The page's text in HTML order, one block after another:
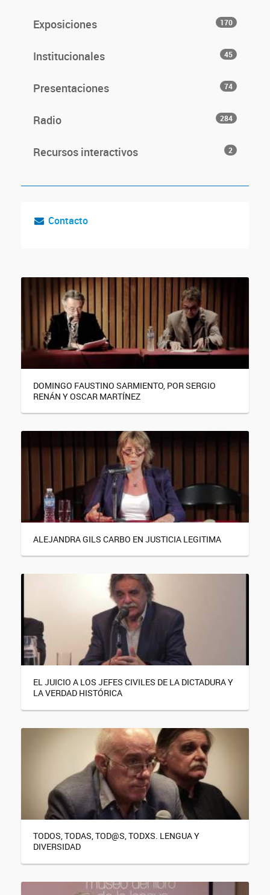
Exposiciones 170
Institucionales 45
Presentaciones 74
Radio 284
Recursos interactivos 2
Contacto
DOMINGO FAUSTINO SARMIENTO, POR SERGIO
RENÁN Y OSCAR MARTÍNEZ
ALEJANDRA GILS CARBO EN JUSTICIA LEGITIMA
EL JUICIO A LOS JEFES CIVILES DE LA DICTADURA Y
LA VERDAD HISTÓRICA
TODOS, TODAS, TOD@S, TODXS. LENGUA Y
DIVERSIDAD